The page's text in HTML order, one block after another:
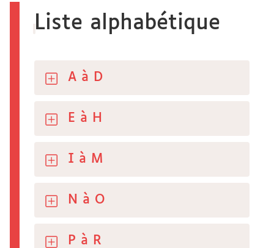
Liste alphabétique
A à D
E à H
I à M
N à O
P à R